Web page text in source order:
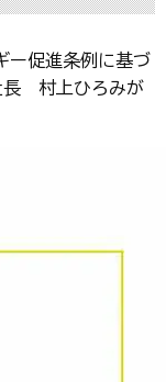
ー促進条例に基づ
長 村上ひろみが